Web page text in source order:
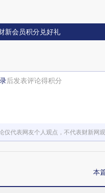
新会员积分兑好礼
后发表评论得积分
仅代表网友个人观点，不代表财新网
本